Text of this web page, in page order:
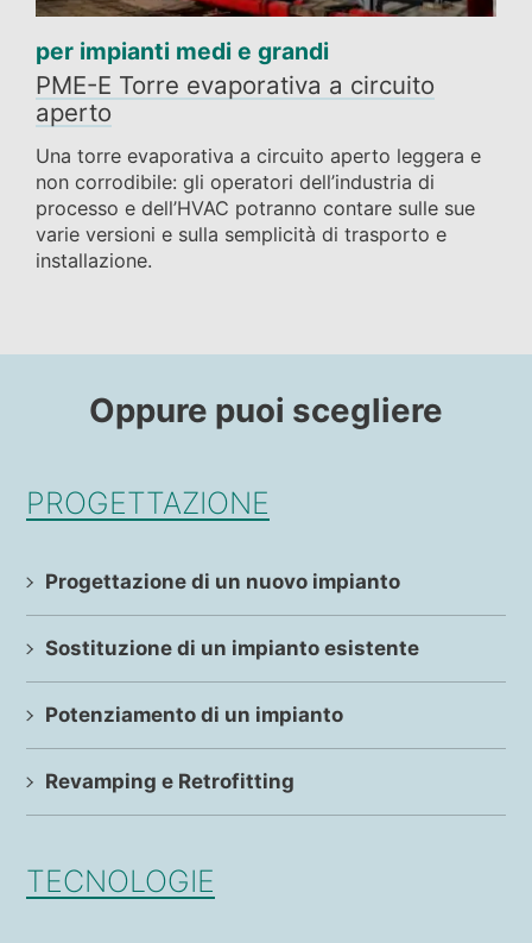
per impianti medi e grandi
PME-E Torre evaporativa a circuito
aperto
Una torre evaporativa a circuito aperto leggera e
non corrodibile: gli operatori dell’industria di
processo e dell’HVAC potranno contare sulle sue
varie versioni e sulla semplicità di trasporto e
installazione.
Oppure puoi scegliere
PROGETTAZIONE
Progettazione di un nuovo impianto
Sostituzione di un impianto esistente
Potenziamento di un impianto
Revamping e Retrofitting
TECNOLOGIE